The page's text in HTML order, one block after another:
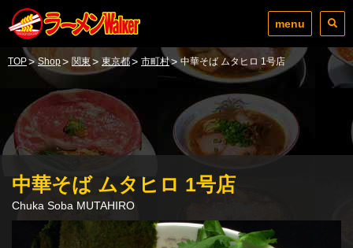
menu
TOP> Shop> 関東 > 東京都> 市町村> 中華そば ムタヒロ 1号店
中華そば ムタヒロ 1号店
Chuka Soba MUTAHIRO